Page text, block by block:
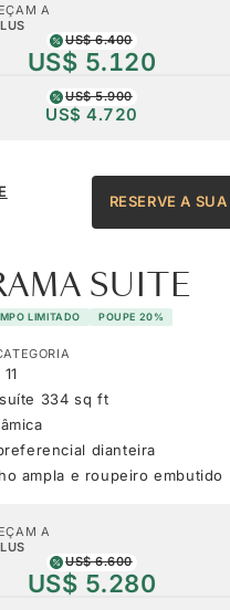
A
US$ 6.400
US$ 5.120
US$ 5.900
US$ 4.720
RESERVE A
SUITE
LIMITADO POUPE 20%
334 sq ft
dianteira
ampla e roupeiro embutido
A
US$ 6.600
US$ 5.280